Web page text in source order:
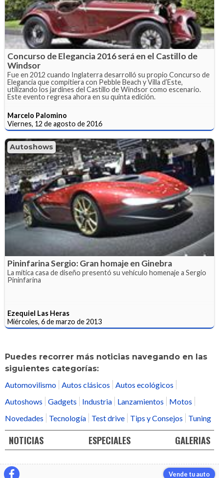
Concurso de Elegancia 2016 será en el Castillo de
Windsor
Fue en 2012 cuando Inglaterra desarrolló su propio Concurso de
Elegancia que compitiera con Pebble Beach y Villa d’Este,
utilizando los jardines del Castillo de Windsor como escenario.
Este evento regresa ahora en su quinta edición.
Marcelo Palomino
Viernes, 12 de agosto de 2016
Autoshows
Pininfarina Sergio: Gran homaje en Ginebra
La mítica casa de diseño presentó su vehículo homenaje a Sergio
Pininfarina
Ezequiel Las Heras
Miércoles, 6 de marzo de 2013
Puedes recorrer más noticias navegando en las
siguientes categorías:
Automovilismo Autos clásicos
Autos ecológicos
Autoshows
Gadgets Industria Lanzamientos
Motos
Novedades
Tecnología Test drive Tips y Consejos Tuning
NOTICIAS ESPECIALES GALERIAS
Vende tu auto